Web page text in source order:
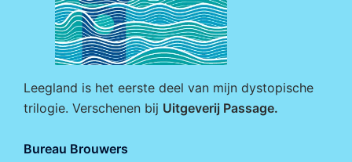
Leegland is het eerste deel van mijn dystopische
trilogie. Verschenen bij Uitgeverij Passage.
Bureau Brouwers